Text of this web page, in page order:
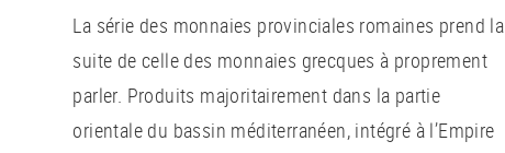
La série des monnaies provinciales romaines prend la
suite de celle des monnaies grecques à proprement
parler. Produits majoritairement dans la partie
orientale du bassin méditerranéen, intégré à l’Empire